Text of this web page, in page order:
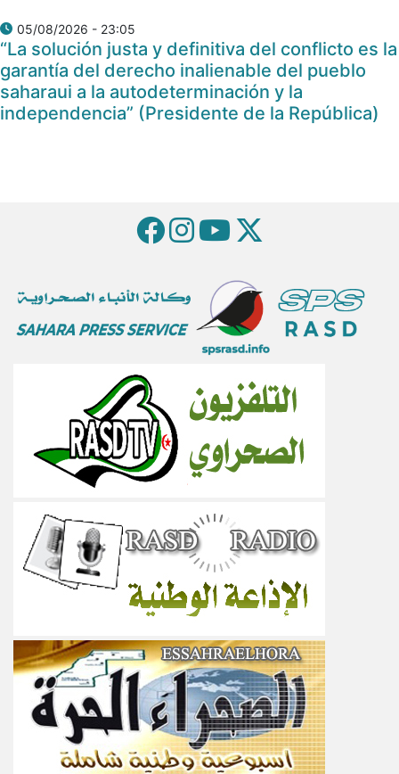
05/08/2026 - 23:05
“La solución justa y definitiva del conflicto es la
garantía del derecho inalienable del pueblo
saharaui a la autodeterminación y la
independencia” (Presidente de la República)